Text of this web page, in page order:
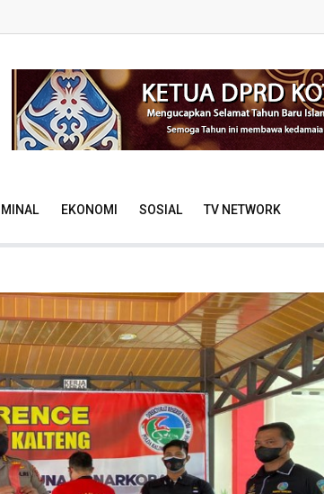
EKONOMI SOSIAL TV NETWORK